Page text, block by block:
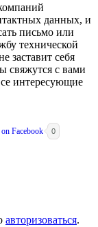
данных, и
письмо или
технической
заставит себя
свяжутся с вами
интересующие
0
авторизоваться.